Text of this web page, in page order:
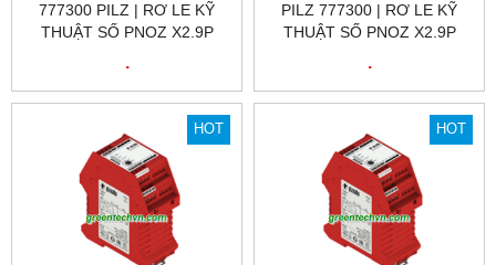
777300 PILZ | RƠ LE KỸ
THUẬT SỐ PNOZ X2.9P
.
PILZ 777300 | RƠ LE KỸ
THUẬT SỐ PNOZ X2.9P
.
HOT HOT